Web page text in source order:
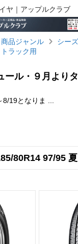
ヤ｜アップルクラブ
商品ジャンル
シー
ラック用
ール・９月より
19となりま ...
80R14 97/95